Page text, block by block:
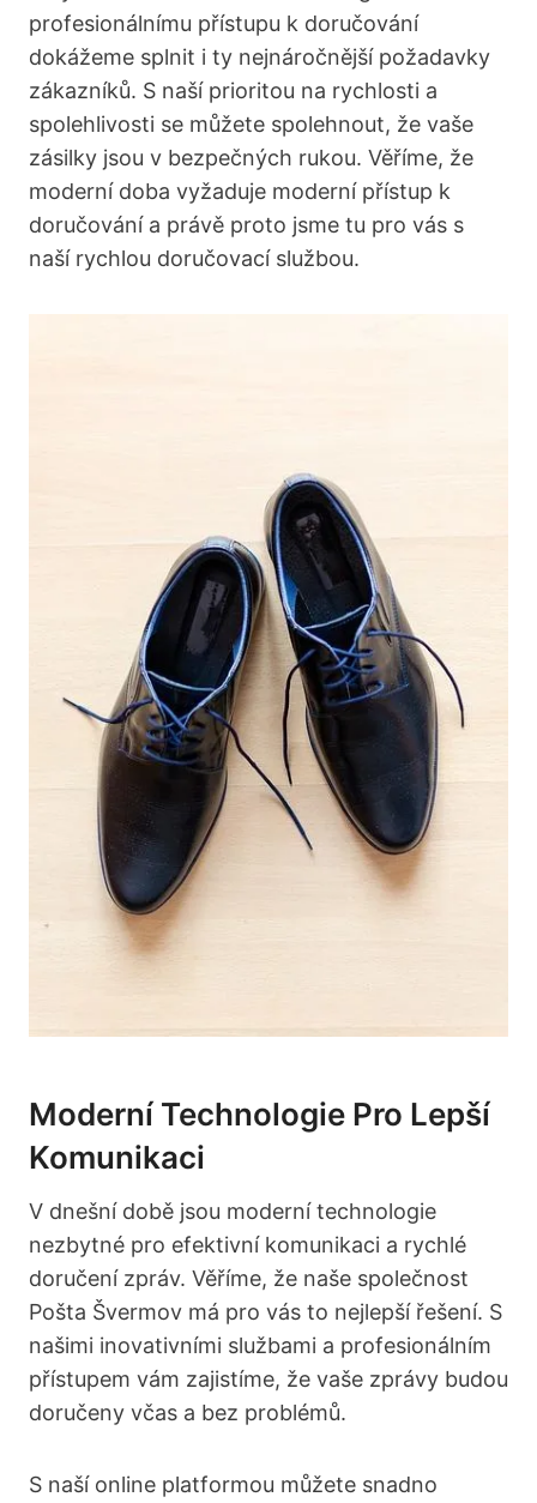
profesionálnímu přístupu k doručování
dokážeme splnit i ty nejnáročnější požadavky
zákazníků. S naší prioritou na rychlosti a
spolehlivosti se můžete spolehnout, že vaše
zásilky jsou v bezpečných rukou. Věříme, že
moderní doba vyžaduje moderní přístup k
doručování a právě proto jsme tu pro vás s
naší rychlou doručovací službou.
Moderní Technologie Pro Lepší
Komunikaci
V dnešní době jsou moderní technologie
nezbytné pro efektivní komunikaci a rychlé
doručení zpráv. Věříme, že naše společnost
Pošta Švermov má pro vás to nejlepší řešení. S
našimi inovativními službami a profesionálním
přístupem vám zajistíme, že vaše zprávy budou
doručeny včas a bez problémů.
S naší online platformou můžete snadno